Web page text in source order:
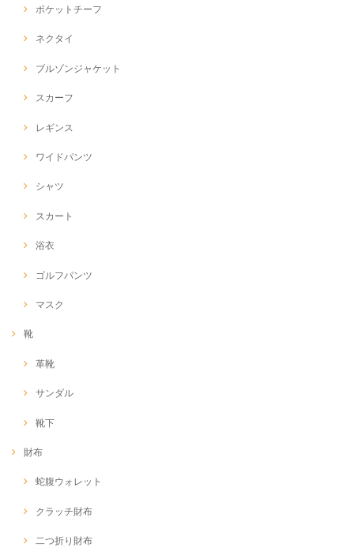
ポケットチーフ
ネクタイ
ブルゾンジャケット
スカーフ
レギンス
ワイドパンツ
シャツ
スカート
浴衣
ゴルフパンツ
マスク
靴
革靴
サンダル
靴下
財布
蛇腹ウォレット
クラッチ財布
二つ折り財布